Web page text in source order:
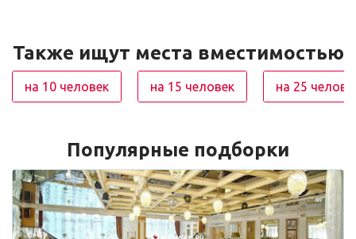
Также ищут места вместимостью
на 10 человек на 15 человек на 25
Популярные подборки